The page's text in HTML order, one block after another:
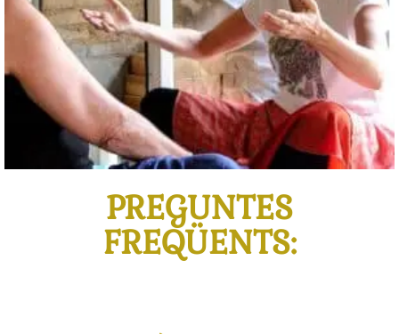
PREGUNTES
FREQÜENTS: